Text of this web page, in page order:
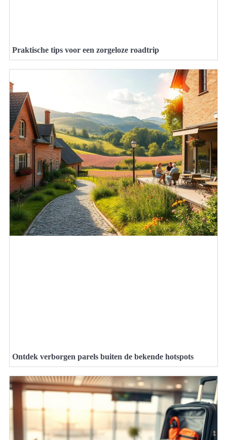
Praktische tips voor een zorgeloze roadtrip
Ontdek verborgen parels buiten de bekende hotspots